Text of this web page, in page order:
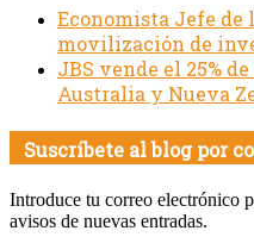
Economista Jefe de
movilización de
JBS vende el 25%
Australia y Nueva
Suscríbete al blog por
Introduce tu correo electrónico
avisos de nuevas entradas.